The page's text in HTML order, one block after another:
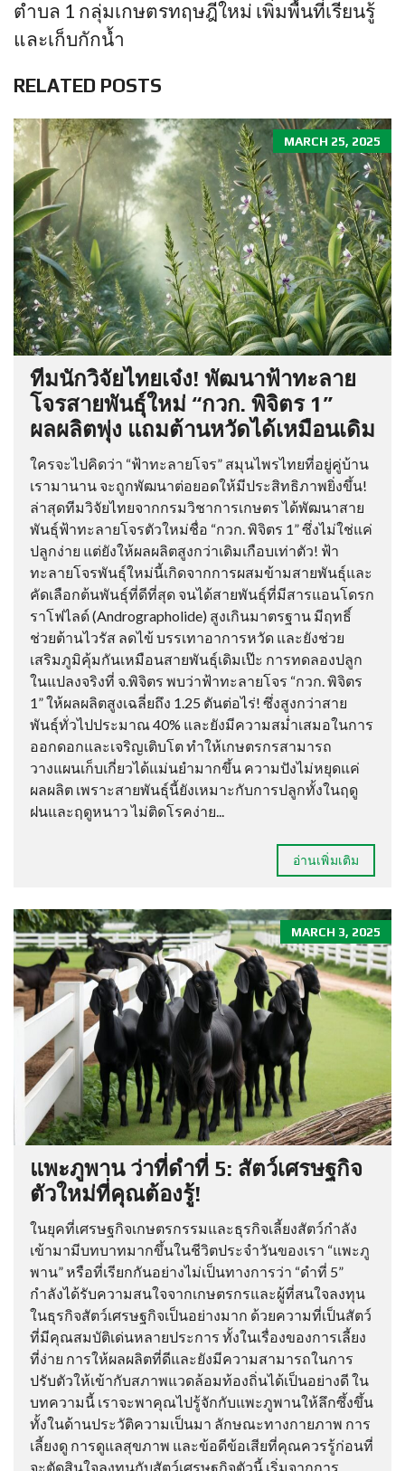
ตำบล 1 กลุ่มเกษตรทฤษฎีใหม่ เพิ่มพื้นที่เรียนรู้
และเก็บกักน้ำ
RELATED POSTS
MARCH 25, 2025
ทีมนักวิจัยไทยเจ๋ง! พัฒนาฟ้าทะลาย
โจรสายพันธุ์ใหม่ “กวก. พิจิตร 1”
ผลผลิตพุ่ง แถมต้านหวัดได้เหมือนเดิม
ใครจะไปคิดว่า “ฟ้าทะลายโจร” สมุนไพรไทยที่อยู่คู่บ้าน
เรามานาน จะถูกพัฒนาต่อยอดให้มีประสิทธิภาพยิ่งขึ้น!
ล่าสุดทีมวิจัยไทยจากกรมวิชาการเกษตร ได้พัฒนาสาย
พันธุ์ฟ้าทะลายโจรตัวใหม่ชื่อ “กวก. พิจิตร 1” ซึ่งไม่ใช่แค่
ปลูกง่าย แต่ยังให้ผลผลิตสูงกว่าเดิมเกือบเท่าตัว! ฟ้า
ทะลายโจรพันธุ์ใหม่นี้เกิดจากการผสมข้ามสายพันธุ์และ
คัดเลือกต้นพันธุ์ที่ดีที่สุด จนได้สายพันธุ์ที่มีสารแอนโดรก
ราโฟไลด์ (Andrographolide) สูงเกินมาตรฐาน มีฤทธิ์
ช่วยต้านไวรัส ลดไข้ บรรเทาอาการหวัด และยังช่วย
เสริมภูมิคุ้มกันเหมือนสายพันธุ์เดิมเป๊ะ การทดลองปลูก
ในแปลงจริงที่ จ.พิจิตร พบว่าฟ้าทะลายโจร “กวก. พิจิตร
1” ให้ผลผลิตสูงเฉลี่ยถึง 1.25 ตันต่อไร่! ซึ่งสูงกว่าสาย
พันธุ์ทั่วไปประมาณ 40% และยังมีความสม่ำเสมอในการ
ออกดอกและเจริญเติบโต ทำให้เกษตรกรสามารถ
วางแผนเก็บเกี่ยวได้แม่นยำมากขึ้น ความปังไม่หยุดแค่
ผลผลิต เพราะสายพันธุ์นี้ยังเหมาะกับการปลูกทั้งในฤดู
ฝนและฤดูหนาว ไม่ติดโรคง่าย...
อ่านเพิ่มเติม
MARCH 3, 2025
แพะภูพาน ว่าที่ดำที่ 5: สัตว์เศรษฐกิจ
ตัวใหม่ที่คุณต้องรู้!
ในยุคที่เศรษฐกิจเกษตรกรรมและธุรกิจเลี้ยงสัตว์กำลัง
เข้ามามีบทบาทมากขึ้นในชีวิตประจำวันของเรา “แพะภู
พาน” หรือที่เรียกกันอย่างไม่เป็นทางการว่า “ดำที่ 5”
กำลังได้รับความสนใจจากเกษตรกรและผู้ที่สนใจลงทุน
ในธุรกิจสัตว์เศรษฐกิจเป็นอย่างมาก ด้วยความที่เป็นสัตว์
ที่มีคุณสมบัติเด่นหลายประการ ทั้งในเรื่องของการเลี้ยง
ที่ง่าย การให้ผลผลิตที่ดีและยังมีความสามารถในการ
ปรับตัวให้เข้ากับสภาพแวดล้อมท้องถิ่นได้เป็นอย่างดี ใน
บทความนี้ เราจะพาคุณไปรู้จักกับแพะภูพานให้ลึกซึ้งขึ้น
ทั้งในด้านประวัติความเป็นมา ลักษณะทางกายภาพ การ
เลี้ยงดู การดูแลสุขภาพ และข้อดีข้อเสียที่คุณควรรู้ก่อนที่
จะตัดสินใจลงทุนกับสัตว์เศรษฐกิจตัวนี้ เริ่มจากการ